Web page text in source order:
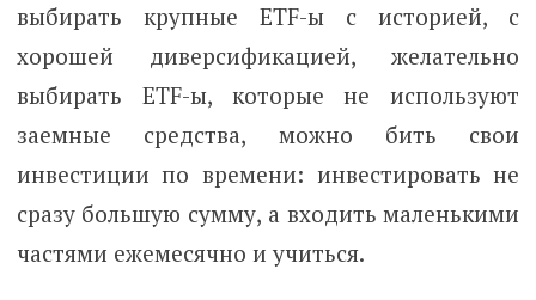
выбирать крупные ETF-ы с историей, с
хорошей диверсификацией, желательно
выбирать ETF-ы, которые не используют
заемные средства, можно бить свои
инвестиции по времени: инвестировать не
сразу большую сумму, а входить маленькими
частями ежемесячно и учиться.